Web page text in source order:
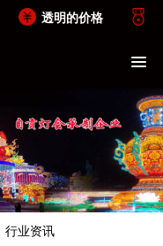
透明的价格
行业资讯